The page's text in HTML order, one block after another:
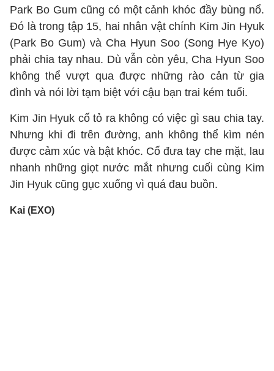
Park Bo Gum cũng có một cảnh khóc đầy bùng nổ.
Đó là trong tập 15, hai nhân vật chính Kim Jin Hyuk
(Park Bo Gum) và Cha Hyun Soo (Song Hye Kyo)
phải chia tay nhau. Dù vẫn còn yêu, Cha Hyun Soo
không thể vượt qua được những rào cản từ gia
đình và nói lời tạm biệt với cậu bạn trai kém tuổi.
Kim Jin Hyuk cố tỏ ra không có việc gì sau chia tay.
Nhưng khi đi trên đường, anh không thể kìm nén
được cảm xúc và bật khóc. Cố đưa tay che mặt, lau
nhanh những giọt nước mắt nhưng cuối cùng Kim
Jin Hyuk cũng gục xuống vì quá đau buồn.
Kai (EXO)